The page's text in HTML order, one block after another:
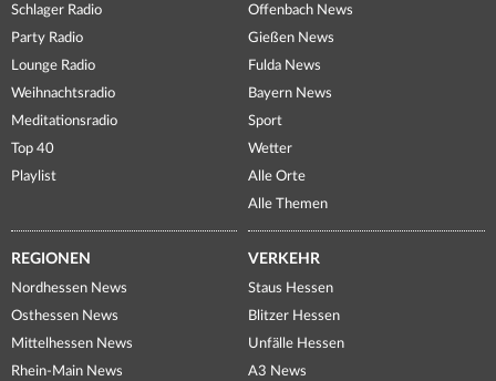
Schlager Radio
Party Radio
Lounge Radio
Weihnachtsradio
Meditationsradio
Top 40
Playlist
Offenbach News
Gießen News
Fulda News
Bayern News
Sport
Wetter
Alle Orte
Alle Themen
REGIONEN
Nordhessen News
Osthessen News
Mittelhessen News
Rhein-Main News
VERKEHR
Staus Hessen
Blitzer Hessen
Unfälle Hessen
A3 News